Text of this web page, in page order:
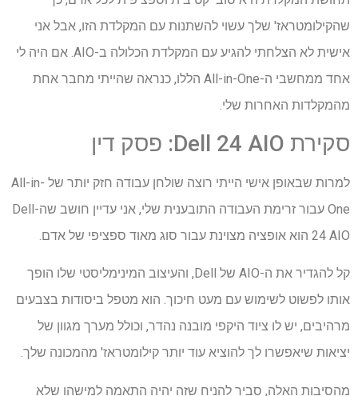
שהקילומטראז' שלך עשוי להשתנות עם המקלדת הזו, אבל אני
אישית לא הצלחתי להגיע עם המקלדת הכלולה ב-AIO. אם היה לי
אחד ממחשבי ה-All-in-One הללו, כנראה שהייתי מחבר אחת
מהמקלדות האחרות שלי.
סקירת Dell 24 AIO: פסק דין
למרות שבאופן אישי הייתי רוצה שולחן עבודה חזק יותר של All-in-
One עבור זרימת העבודה התובענית שלי, אני עדיין חושב שה-Dell
24 AIO הוא אופציה מצוינת עבור סוג מאוד ספציפי של אדם.
קל להגדיר את ה-AIO של Dell, והעיצוב המינימליסטי שלו הופך
אותו לפשוט לשימוש עם מעט חיכוך. הוא מטפל ביסודות בצבעים
מרהיבים, יש לו ציוד היקפי מובנה נהדר, וכולל מערך מגוון של
יציאות שיאפשרו לך להוציא עוד יותר קילומטראז' מהמכונה שלך.
מהסיבות האלה, סביר להניח שזה יהיה התאמה למישהו שלא